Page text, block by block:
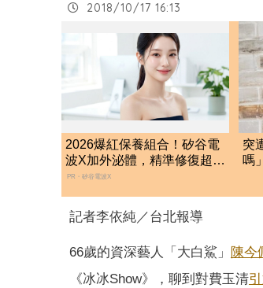
2018/10/17 16:13
2026爆紅保養組合！矽谷電
波X加外泌體，精準修復超有
感
PR・矽谷電波X
突
嗎
記者李依純／台北報導
66歲的資深藝人「大白鯊」 陳今
《冰冰Show》，聊到對費玉清